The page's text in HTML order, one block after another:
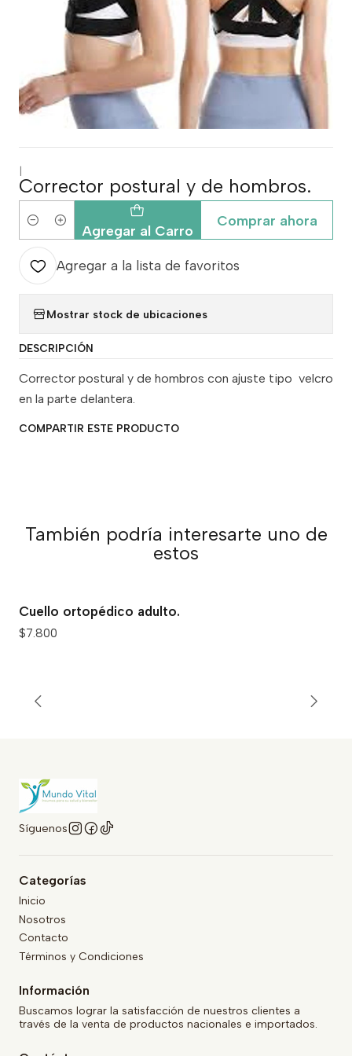
Corrector postural y de hombros.
Cantidad Agregar al Carro
Comprar ahora
Agregar a la lista de favoritos
Mostrar stock de ubicaciones
DESCRIPCIÓN
Corrector postural y de hombros con ajuste tipo velcro
en la parte delantera.
COMPARTIR ESTE PRODUCTO
También podría interesarte uno de
estos
Cuello ortopédico adulto.
$7.800
Síguenos
Categorías
Inicio
Nosotros
Contacto
Términos y Condiciones
Información
Buscamos lograr la satisfacción de nuestros clientes a
través de la venta de productos nacionales e importados.